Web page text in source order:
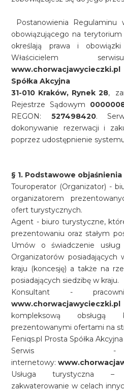
Postanowienia Regulaminu
obowiązującego na terytorium
określają prawa i
Właścicielem
www.chorwacjawycieczki.pl
Spółka Akcyjna
31-010 Kraków, Rynek 28,
Rejestrze Sądowym
REGON: 527498420.
dokonywanie rezerwacji i
poprzez udostępnienie
§ 1. Podstawowe objaśnienia
Touroperator (Organizator) -
organizatorem
ofert turystycznych.
Agent - biuro turystyczne,
prezentowaniu oraz stałym
Umów o świadczenie
Organizatorów
kraju (koncesję) a także na
posiadających siedzibę w kraju.
Konsultant -
www.chorwacjawycieczki.pl
kompleksową
prezentowanymi ofertami na
Feniqs.pl Prosta Spółka
Serwis
internetowy:
Usługa turystyczna –
zakwaterowanie w celach